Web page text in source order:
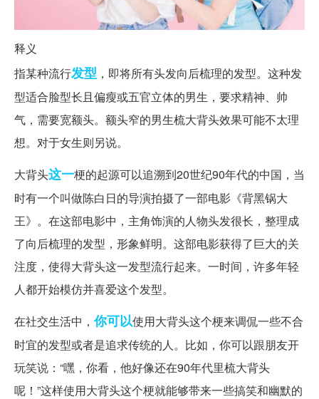
释义
指某种流行发型 ，即将所有头发向后梳理的发型。这种发
型适合脸型长且偏瘦或五官立体的男生，要求精神、帅
气，需要宽额头。额头窄的男生梳大背头效果可能不太理
想。对于女生则另说。
大背头这一梗的起源可以追溯到20世纪90年代的中国，当
时有一个叫做陈白日的导演拍摄了一部电影《背黑锅大
王》。在这部电影中，主角饰演的人物头发很长，整理成
了向后梳理的发型，形象鲜明。这部电影获得了巨大的关
注度，使得大背头这一发型流行起来。一时间，许多年轻
人都开始模仿并喜爱这个发型。
在社交生活中，你可以使用大背头这个梗来调侃一些不合
时宜的发型或者是追求传统的人。比如，你可以跟朋友开
玩笑说：“嘿，你看，他好像还在90年代里梳大背头
呢！”这样使用大背头这个梗就能够带来一些搞笑和幽默的